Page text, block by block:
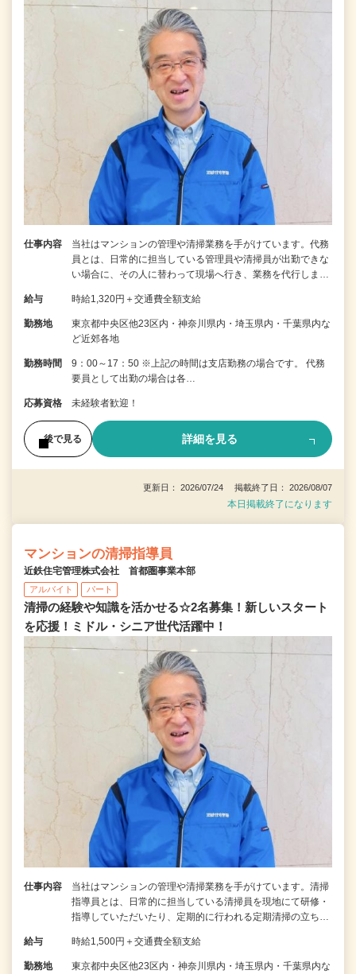
仕事内容
当社はマンションの管理や清掃業務を手がけています。代務
員とは、日常的に担当している管理員や清掃員が出勤できな
い場合に、その人に替わって現場へ行き、業務を代行しま…
給与 時給1,320円＋交通費全額支給
勤務地
東京都中央区他23区内・神奈川県内・埼玉県内・千葉県内な
ど近郊各地
勤務時間
9：00～17：50 ※上記の時間は支店勤務の場合です。 代務
要員として出勤の場合は各…
応募資格 未経験者歓迎！
後で見る 詳細を見る
更新日： 2026/07/24 掲載終了日： 2026/08/07
本日掲載終了になります
マンションの清掃指導員
近鉄住宅管理株式会社 首都圏事業本部
アルバイト パート
清掃の経験や知識を活かせる☆2名募集！新しいスタート
を応援！ミドル・シニア世代活躍中！
仕事内容
当社はマンションの管理や清掃業務を手がけています。清掃
指導員とは、日常的に担当している清掃員を現地にて研修・
指導していただいたり、定期的に行われる定期清掃の立ち…
給与 時給1,500円＋交通費全額支給
勤務地
東京都中央区他23区内・神奈川県内・埼玉県内・千葉県内な